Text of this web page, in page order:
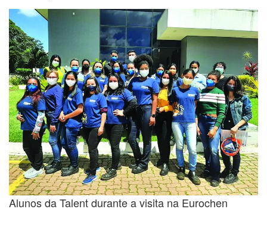
Alunos da Talent durante a visita na Eurochen